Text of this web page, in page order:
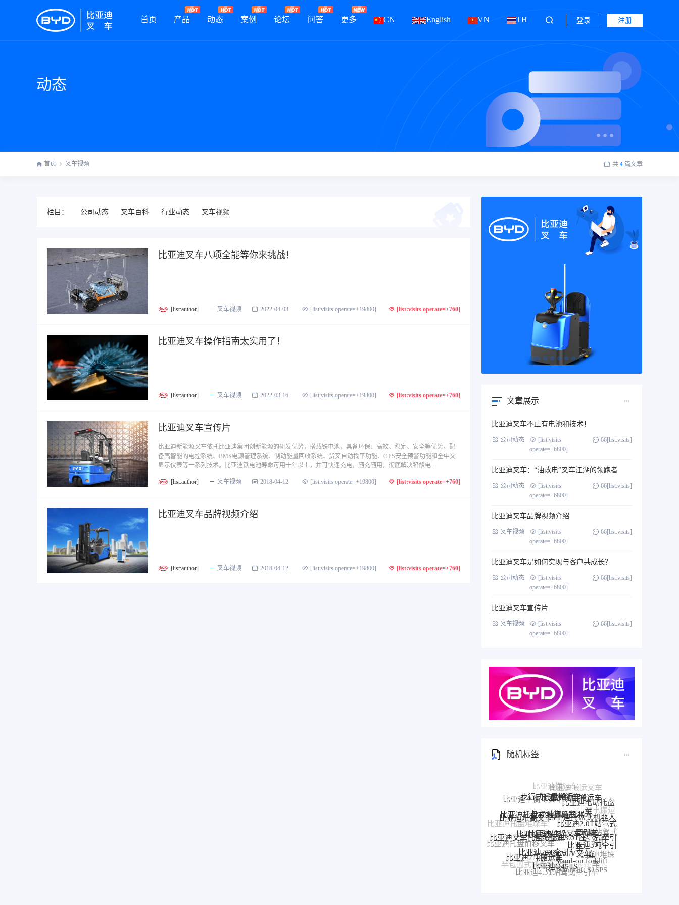
首页 产品 动态 案例 论坛 问答 更多 CN English VN TH 登录 注册
动态
首页 叉车视频 共 4 篇文章
栏目： 公司动态 叉车百科 行业动态 叉车视频
比亚迪叉车八项全能等你来挑战！
[list:author] 叉车视频 2022-04-03 [list:visits operate=+19800] [list:visits operate=+760]
比亚迪叉车操作指南太实用了！
[list:author] 叉车视频 2022-03-16 [list:visits operate=+19800] [list:visits operate=+760]
比亚迪叉车宣传片
比亚迪新能源叉车依托比亚迪集团创新能源的研发优势，搭载铁电池，具备环保、高效、稳定、安全等优势，配
备高智能的电控系统、BMS电源管理系统、制动能量回收系统、货叉自动找平功能、OPS安全预警功能和全中文
显示仪表等一系列技术。比亚迪铁电池寿命可用十年以上，并可快速充电，随充随用，彻底解决铅酸电···
[list:author] 叉车视频 2018-04-12 [list:visits operate=+19800] [list:visits operate=+760]
比亚迪叉车品牌视频介绍
[list:author] 叉车视频 2018-04-12 [list:visits operate=+19800] [list:visits operate=+760]
文章展示
比亚迪叉车不止有电池和技术！
公司动态
[list:visits
operate=+6800]
66[list:visits]
比亚迪叉车：“油改电”叉车江湖的领跑者
公司动态
[list:visits
operate=+6800]
66[list:visits]
比亚迪叉车品牌视频介绍
叉车视频
[list:visits
operate=+6800]
66[list:visits]
比亚迪叉车是如何实现与客户共成长？
公司动态
[list:visits
operate=+6800]
66[list:visits]
比亚迪叉车宣传片
叉车视频
[list:visits
operate=+6800]
66[list:visits]
随机标签
比亚迪平衡重叉车
步行式托盘搬运车
比亚迪托盘搬运车
比亚迪电动托盘
车
比亚迪托盘堆垛车
比亚迪堆高叉车
比亚迪托盘式搬运机器人
比亚迪搬运机器人
比亚迪托盘式机器人
比亚迪2.0T站驾式
牵引车
比亚迪站驾式
牵引车
比亚迪牵
引车
比亚迪前移叉车
比亚迪托盘前移叉车
比亚迪叉车托盘搬运车
比亚迪堆垛叉车
比亚迪堆垛叉车价格
比亚迪3.0T座驾式牵引
车
比亚迪3吨牵引
车
比亚迪堆垛
车
比亚迪P30S
比亚迪站驾式托盘搬运车
比亚迪仓储叉车
半包围式托盘搬运车
比亚迪2吨搬运车
比亚迪25T牵引车
电动AGV叉车
Stand-on forklift
BYD forklift S16PS
比亚迪4.5T站驾式牵引车
比亚迪Q45TS